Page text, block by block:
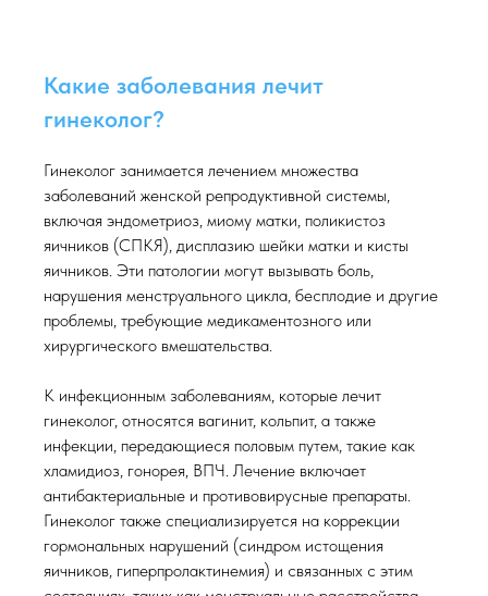
Какие заболевания лечит
гинеколог?
Гинеколог занимается лечением множества
заболеваний женской репродуктивной системы,
включая эндометриоз, миому матки, поликистоз
яичников (СПКЯ), дисплазию шейки матки и кисты
яичников. Эти патологии могут вызывать боль,
нарушения менструального цикла, бесплодие и другие
проблемы, требующие медикаментозного или
хирургического вмешательства.
К инфекционным заболеваниям, которые лечит
гинеколог, относятся вагинит, кольпит, а также
инфекции, передающиеся половым путем, такие как
хламидиоз, гонорея, ВПЧ. Лечение включает
антибактериальные и противовирусные препараты.
Гинеколог также специализируется на коррекции
гормональных нарушений (синдром истощения
яичников, гиперпролактинемия) и связанных с этим